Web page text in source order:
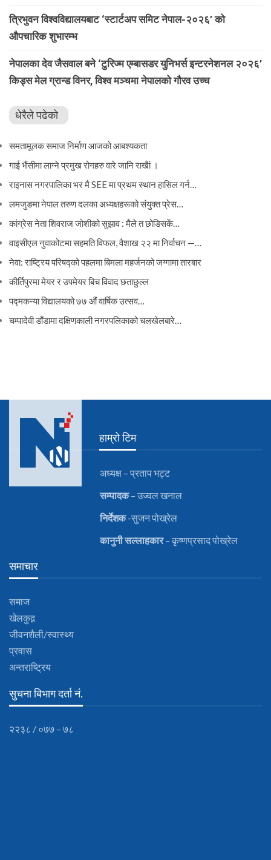
त्रिभुवन विश्वविद्यालयबाट ‘स्टार्टअप समिट नेपाल-२०२६’ को
औपचारिक शुभारम्भ
नेपालका देव जैसवाल बने ‘टुरिज्म एम्बासडर युनिभर्स इन्टरनेशनल २०२६’
किड्स मेल ग्रान्ड विनर, विश्व मञ्चमा नेपालको गौरव उच्च
धेरैले पढेको
समतामूलक समाज निर्माण आजको आबश्यकता
गाई भैंसीमा लाग्ने प्रमुख रोगहरु वारे जानि राखैां ।
राइनास नगरपालिका भर मै SEE मा प्रथम स्थान हासिल गर्न…
लमजुङमा नेपाल तरुण दलका अध्यक्षहरूको संयुक्त प्रेस…
कांग्रेस नेता शिवराज जोशीको सुझाव : मैले त छोडिसकें…
वाइसीएल नुवाकोटमा सहमति विफल, वैशाख २२ मा निर्वाचन —…
नेवा: राष्ट्रिय परिषद्को पहलमा बिमला महर्जनको जग्गामा तारबार
कीर्तिपुरमा मेयर र उपमेयर बिच विवाद छताछुल्ल
पद्मकन्या विद्यालयको ७७ औं ‌‌वार्षिक ‌उत्सव…
चम्पादेवी डाँडामा दक्षिणकाली नगरपलिकाको चलखेलबारे…
हाम्रो टिम
अध्यक्ष – प्रताप भट्ट
सम्पादक– उज्वल खनाल
निर्देशक-सुजन पोख्रेल
कानुनीसल्लाहकार– कृष्णप्रसाद पोख्रेल
समाचार
समाज
खेलकुद़़
जीवनशैली/स्वास्थ्य
प्रवास
अन्तराष्ट्रिय
सुचना बिभाग दर्ता नं.
२२३८ / ०७७ – ७८